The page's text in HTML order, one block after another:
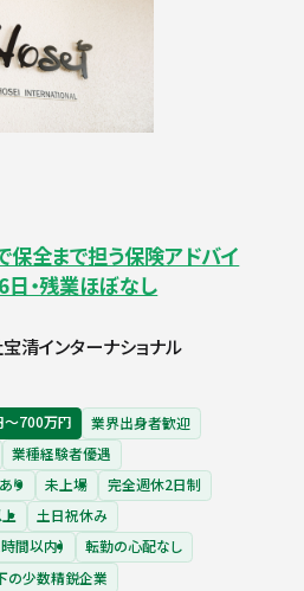
保全まで担う保険アドバイ
・残業ほぼなし
清インターナショナル
700万円
業界出身者歓迎
業種経験者優遇
り
未上場
完全週休2日制
土日祝休み
間以内）
転勤の心配なし
の少数精鋭企業